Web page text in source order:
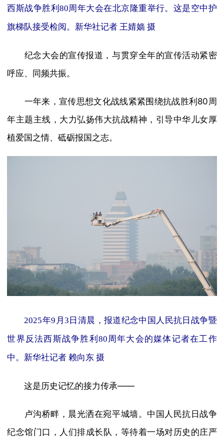
西斯战争胜利80周年大会在北京隆重举行。这是空中护
旗梯队接受检阅。新华社记者 王婧嫱 摄
纪念大会的宣传报道，与贯穿全年的宣传活动紧密
呼应、同频共振。
一年来，宣传思想文化战线紧紧围绕抗战胜利80周
年主题主线，大力弘扬伟大抗战精神，引导中华儿女厚
植爱国之情、砥砺报国之志。
2025年9月3日清晨，报道纪念中国人民抗日战争暨
世界反法西斯战争胜利80周年大会的媒体记者在工作
中。新华社记者 赖向东 摄
这是历史记忆的接力传承——
卢沟桥畔，晨光洒在宛平城墙。中国人民抗日战争
纪念馆门口，人们排成长队，等待着一场对历史的庄严